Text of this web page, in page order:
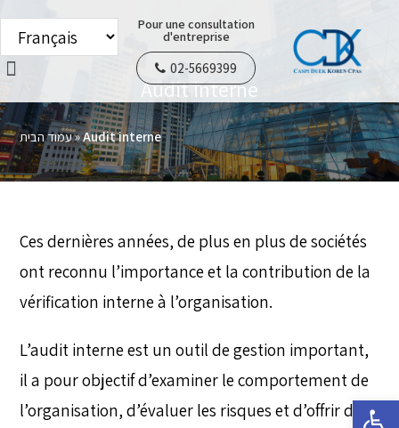
Pour une consultation
d'entreprise
02-5669399
Audit interne
עמוד הבית»Audit interne
Ces dernières années, de plus en plus de sociétés
ont reconnu l’importance et la contribution de la
vérification interne à l’organisation.
L’audit interne est un outil de gestion important,
il a pour objectif d’examiner le comportement de
l’organisation, d’évaluer les risques et d’offrir desOuvrir la barre d’outils